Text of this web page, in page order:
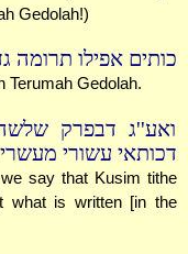
Gedolah!)
כותים אפילו תרומה
Terumah Gedolah.
ואע''ג דבפרק
דכותאי עשורי
say that Kusim tithe
what is written [in the